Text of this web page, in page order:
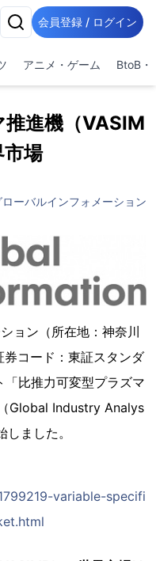
会員登録 / ログイン
アニメ・ゲーム BtoB・
推進機（VASIM
市場
ーバルインフォメーション
ョン（所在地：神奈川
コード：東証スタンダ
「比推力可変型プラズマ
Global Industry Analys
ました。
variable-specifi